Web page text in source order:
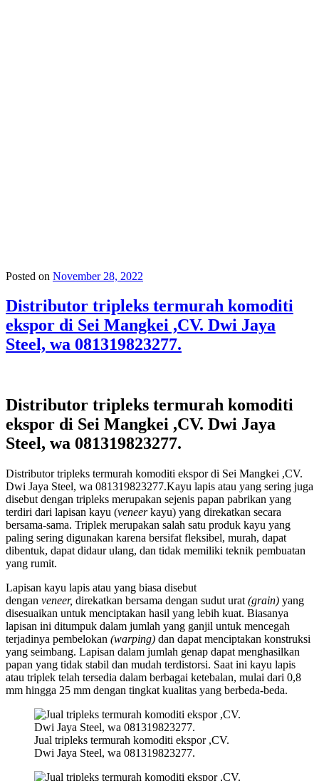
Posted on November 28, 2022
Distributor tripleks termurah komoditi
ekspor di Sei Mangkei ,CV. Dwi Jaya
Steel, wa 081319823277.
Distributor tripleks termurah komoditi
ekspor di Sei Mangkei ,CV. Dwi Jaya
Steel, wa 081319823277.
Distributor tripleks termurah komoditi ekspor di Sei Mangkei ,CV.
Dwi Jaya Steel, wa 081319823277.Kayu lapis atau yang sering juga
disebut dengan tripleks merupakan sejenis papan pabrikan yang
terdiri dari lapisan kayu (veneerkayu) yang direkatkan secara
bersama-sama. Triplek merupakan salah satu produk kayu yang
paling sering digunakan karena bersifat fleksibel, murah, dapat
dibentuk, dapat didaur ulang, dan tidak memiliki teknik pembuatan
yang rumit.
Lapisan kayu lapis atau yang biasa disebut
dengan veneer, direkatkan bersama dengan sudut urat (grain) yang
disesuaikan untuk menciptakan hasil yang lebih kuat. Biasanya
lapisan ini ditumpuk dalam jumlah yang ganjil untuk mencegah
terjadinya pembelokan (warping) dan dapat menciptakan konstruksi
yang seimbang. Lapisan dalam jumlah genap dapat menghasilkan
papan yang tidak stabil dan mudah terdistorsi. Saat ini kayu lapis
atau triplek telah tersedia dalam berbagai ketebalan, mulai dari 0,8
mm hingga 25 mm dengan tingkat kualitas yang berbeda-beda.
Jual tripleks termurah komoditi ekspor ,CV.
Dwi Jaya Steel, wa 081319823277.